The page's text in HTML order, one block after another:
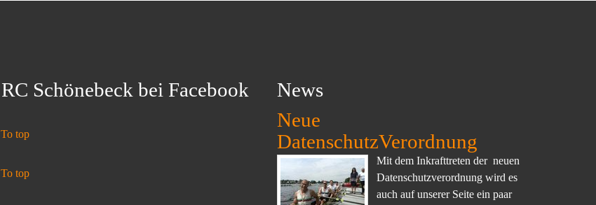
RC Schönebeck bei Facebook
To top
To top
News
Neue
DatenschutzVerordnung
Mit dem Inkrafttreten der neuen
Datenschutzverordnung wird es
auch auf unserer Seite ein paar